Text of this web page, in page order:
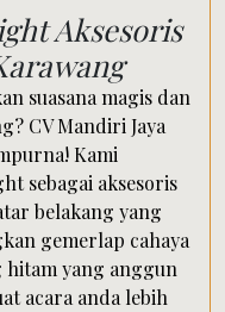
Aksesoris
suasana magis dan
CV Mandiri Jaya
Kami
sebagai aksesoris
belakang yang
gemerlap cahaya
yang anggun
acara anda lebih